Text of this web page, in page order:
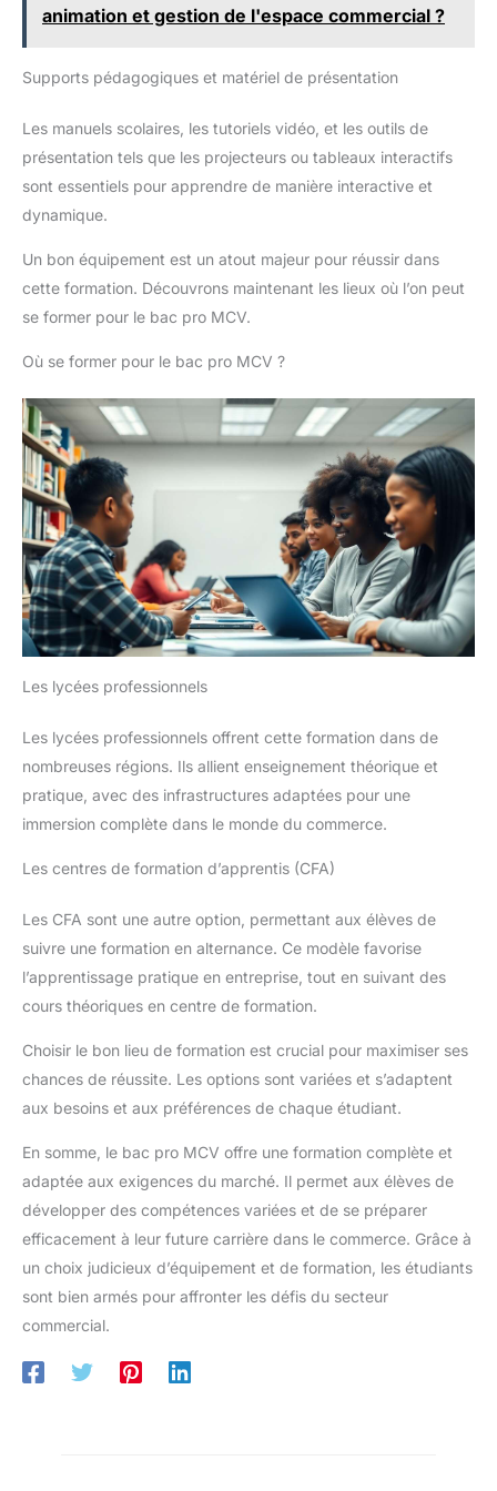
ventilateurs, même lors des
longues sessions de travail ou
seulement: Avec un poids de
seulement 1.2 kg et une
cet ultrabook facilement dans
votre sac à dos ou votre sac à
main. Il est conçu pour les
robustesse et légèreté pour un
beaucoup de modèles récents,
garde les ports indispensables.
brancher un écran externe ou un
d’alimentation dédié. 🎁 Design
Mince et Charnière Robust: Ce
PC portable au look moderne et
épuré est agréable à l’œil. La
charnière rotative à 180° permet
de coucher l’écran pour un
partage de contenu optimal,
idéal pour les réunions ou pour
partager un film sans avoir à
bouger l’ordinateur. 💼 Un
Excellent Rapport Qualité/Prix:
À la recherche d’un ordinateur
portable bon marché mais
fiable ? Ce modèle est le
meilleur allié des utilisateurs
occasionnels. Il combine 6 Go
expérience fluide au quotidien,
sans se ruiner.
animation et gestion de l'espace commercial ?
Supports pédagogiques et matériel de présentation
Les manuels scolaires, les tutoriels vidéo, et les outils de
présentation tels que les projecteurs ou tableaux interactifs
sont essentiels pour apprendre de manière interactive et
dynamique.
Un bon équipement est un atout majeur pour réussir dans
cette formation. Découvrons maintenant les lieux où l’on peut
se former pour le bac pro MCV.
Où se former pour le bac pro MCV ?
Les lycées professionnels
Les lycées professionnels offrent cette formation dans de
nombreuses régions. Ils allient enseignement théorique et
pratique, avec des infrastructures adaptées pour une
immersion complète dans le monde du commerce.
Les centres de formation d’apprentis (CFA)
Les CFA sont une autre option, permettant aux élèves de
suivre une formation en alternance. Ce modèle favorise
l’apprentissage pratique en entreprise, tout en suivant des
cours théoriques en centre de formation.
Choisir le bon lieu de formation est crucial pour maximiser ses
chances de réussite. Les options sont variées et s’adaptent
aux besoins et aux préférences de chaque étudiant.
En somme, le bac pro MCV offre une formation complète et
adaptée aux exigences du marché. Il permet aux élèves de
développer des compétences variées et de se préparer
efficacement à leur future carrière dans le commerce. Grâce à
un choix judicieux d’équipement et de formation, les étudiants
sont bien armés pour affronter les défis du secteur
commercial.